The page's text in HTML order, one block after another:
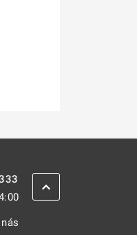
ZPĚT NAHORU